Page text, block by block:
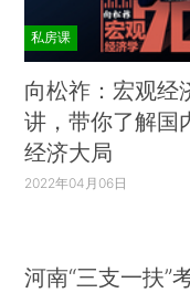
私房课
向松祚：宏观经
讲，带你了解国
经济大局
2022年04月06日
河南“三支一扶”